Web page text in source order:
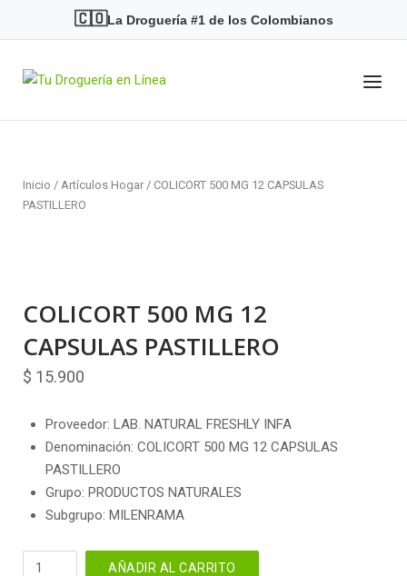
🇨🇴La Droguería #1 de los Colombianos
Home Menu
Inicio / Artículos Hogar / COLICORT 500 MG 12 CAPSULAS
PASTILLERO
COLICORT 500 MG 12
CAPSULAS PASTILLERO
$ 15.900
Proveedor: LAB. NATURAL FRESHLY INFA
Denominación: COLICORT 500 MG 12 CAPSULAS
PASTILLERO
Grupo: PRODUCTOS NATURALES
Subgrupo: MILENRAMA
COLICORT
AÑADIR AL CARRITO